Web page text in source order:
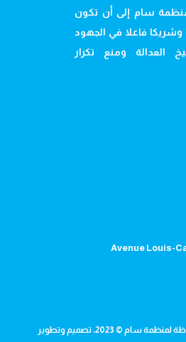
سام إلى أن تكون
وشريكا فاعلا في الجهود
العدالة ومنع تكرار
Avenue Louis-
سام © 2023، تصميم وتطوير